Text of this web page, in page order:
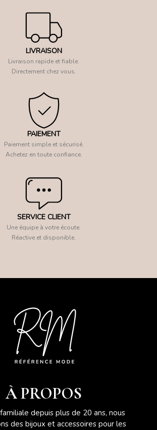
LIVRAISON
Livraison rapide et fiable.
Directement chez vous.
PAIEMENT
Paiement simple et sécurisé.
Achetez en toute confiance.
SERVICE CLIENT
Une équipe à votre écoute.
Réactive et disponible.
À PROPOS
depuis plus de 20 ans, nous
des bijoux et accessoires pour les